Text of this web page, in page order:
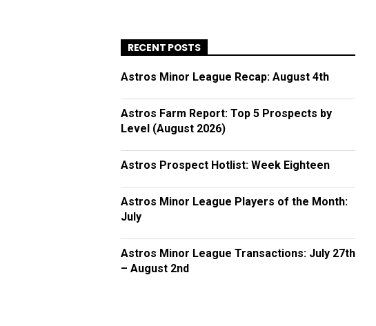
RECENT POSTS
Astros Minor League Recap: August 4th
Astros Farm Report: Top 5 Prospects by
Level (August 2026)
Astros Prospect Hotlist: Week Eighteen
Astros Minor League Players of the Month:
July
Astros Minor League Transactions: July 27th
– August 2nd